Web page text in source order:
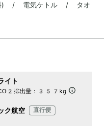
) / 電気ケトル / タオ
イト
排出量： 357kg
ク航空 直行便